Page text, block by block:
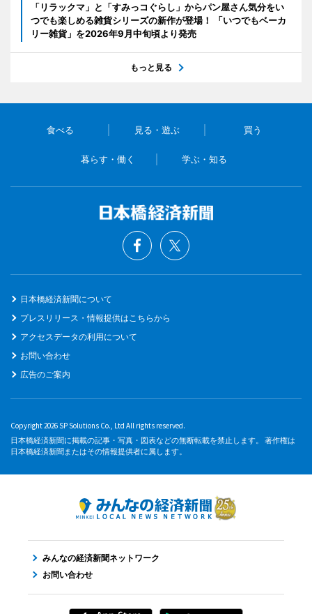
「リラックマ」と「すみっコぐらし」からパン屋さん気分をい
つでも楽しめる雑貨シリーズの新作が登場！ 「いつでもベーカ
リー雑貨」を2026年9月中旬頃より発売
もっと見る
食べる 見る・遊ぶ 買う
暮らす・働く 学ぶ・知る
日本橋経済新聞について
プレスリリース・情報提供はこちらから
アクセスデータの利用について
お問い合わせ
広告のご案内
Copyright 2026 SP Solutions Co., Ltd All rights reserved.
日本橋経済新聞に掲載の記事・写真・図表などの無断転載を禁止します。 著作権は
日本橋経済新聞またはその情報提供者に属します。
みんなの経済新聞ネットワーク
お問い合わせ